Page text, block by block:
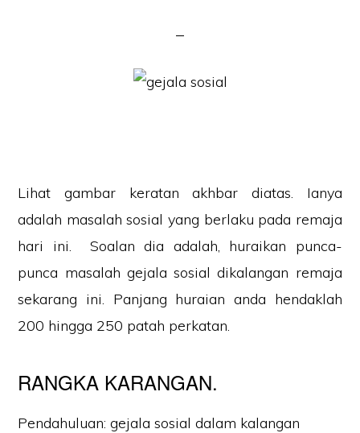
Lihat gambar keratan akhbar diatas. Ianya
adalah masalah sosial yang berlaku pada remaja
hari ini. Soalan dia adalah, huraikan punca-
punca masalah gejala sosial dikalangan remaja
sekarang ini. Panjang huraian anda hendaklah
200 hingga 250 patah perkatan.
RANGKA KARANGAN.
Pendahuluan: gejala sosial dalam kalangan